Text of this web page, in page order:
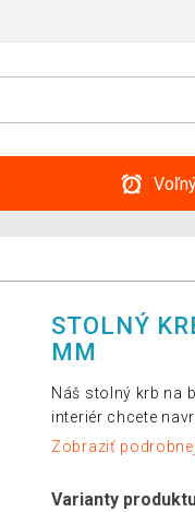
STOLNÝ
MM
Náš stolný krb na
interiér chcete
Zobraziť
Varianty